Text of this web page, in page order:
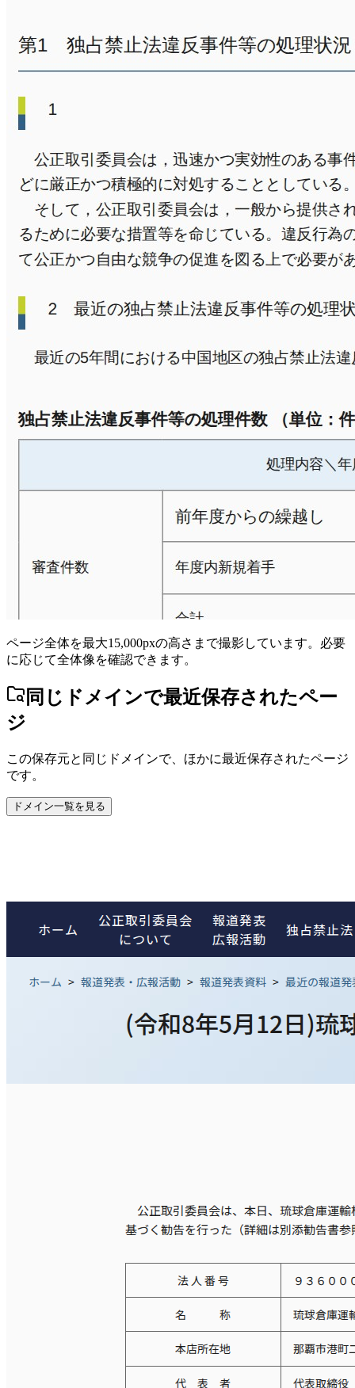
ページ全体を最大15,000pxの高さまで撮影しています。必要
に応じて全体像を確認できます。
同じドメインで最近保存されたペー
ジ
この保存元と同じドメインで、ほかに最近保存されたページ
です。
ドメイン一覧を見る